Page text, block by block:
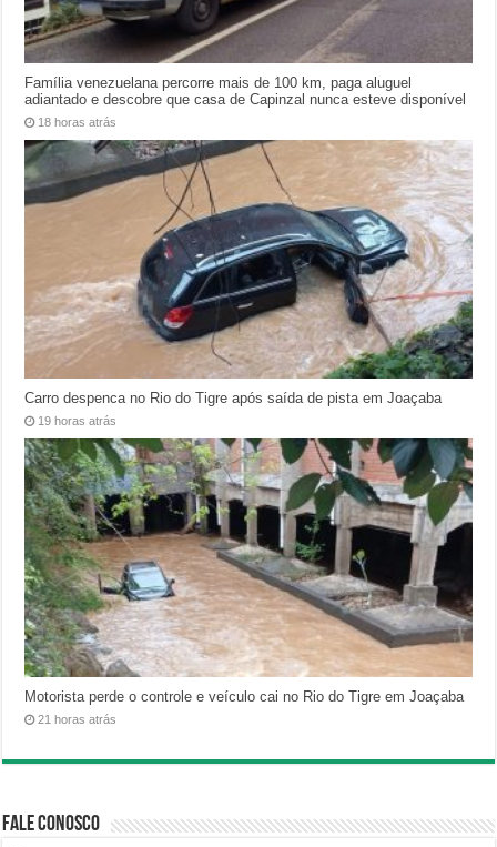
Família venezuelana percorre mais de 100 km, paga aluguel
adiantado e descobre que casa de Capinzal nunca esteve disponível
18 horas atrás
Carro despenca no Rio do Tigre após saída de pista em Joaçaba
19 horas atrás
Motorista perde o controle e veículo cai no Rio do Tigre em Joaçaba
21 horas atrás
Fale Conosco